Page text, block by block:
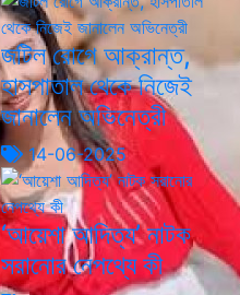
জটিল রোগে আক্রান্ত,
হাসপাতাল থেকে নিজেই
জানালেন অভিনেত্রী
14-06-2025
‘আয়েশা আদিত্য’ নাটক
সরানোর নেপথ্যে কী